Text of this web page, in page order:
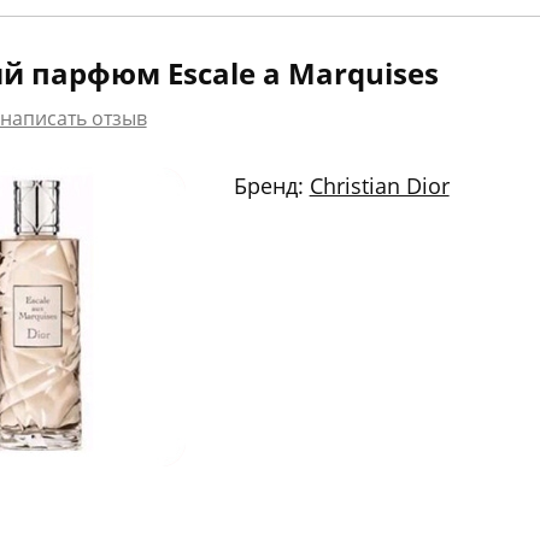
парфюм Escale a Marquises
написать отзыв
Бренд: Christian Dior